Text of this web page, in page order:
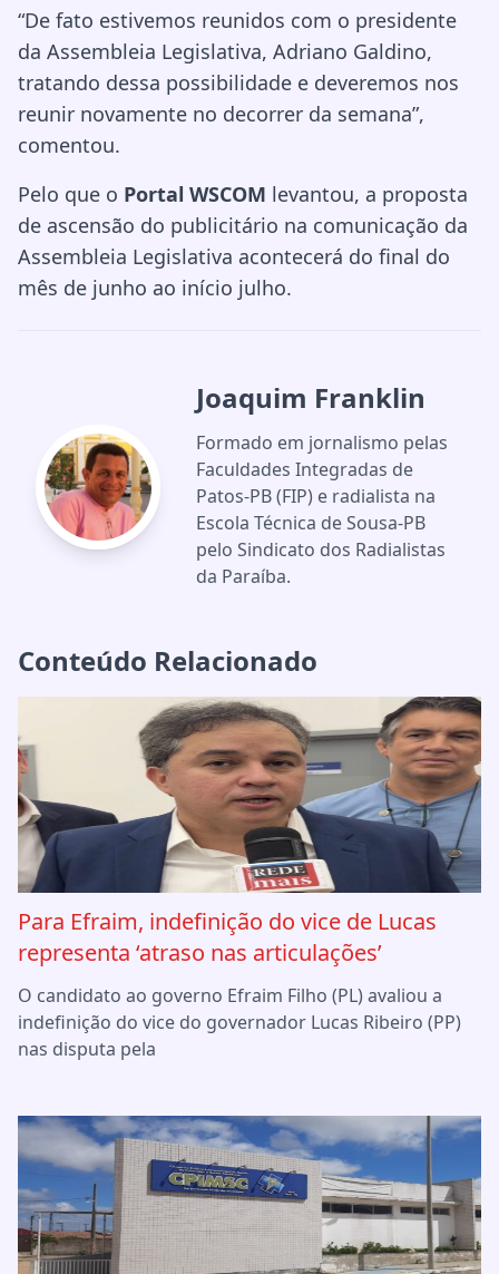
“De fato estivemos reunidos com o presidente
da Assembleia Legislativa, Adriano Galdino,
tratando dessa possibilidade e deveremos nos
reunir novamente no decorrer da semana”,
comentou.
Pelo que o Portal WSCOM levantou, a proposta
de ascensão do publicitário na comunicação da
Assembleia Legislativa acontecerá do final do
mês de junho ao início julho.
Joaquim Franklin
Formado em jornalismo pelas
Faculdades Integradas de
Patos-PB (FIP) e radialista na
Escola Técnica de Sousa-PB
pelo Sindicato dos Radialistas
da Paraíba.
Conteúdo Relacionado
Para Efraim, indefinição do vice de Lucas
representa ‘atraso nas articulações’
O candidato ao governo Efraim Filho (PL) avaliou a
indefinição do vice do governador Lucas Ribeiro (PP)
nas disputa pela